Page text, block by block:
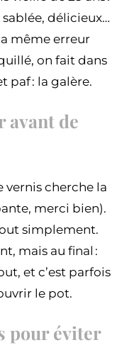
délicieux…
même erreur
on fait dans
paf : la galère.
avant de
vernis cherche la
merci bien).
simplement.
mais au final :
et c’est parfois
le pot.
pour éviter